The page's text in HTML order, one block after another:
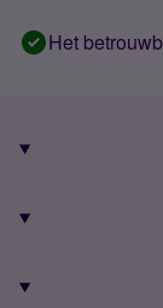
Het
Alle telefoons